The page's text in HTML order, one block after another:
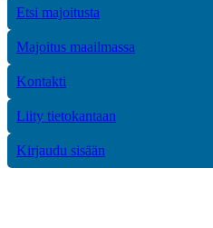
Etsi majoitusta
Majoitus maailmassa
Kontakti
Liity tietokantaan
Kirjaudu sisään